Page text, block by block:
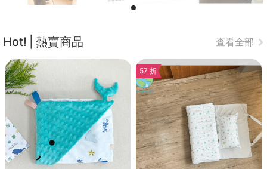
Hot! 熱賣商品 查看全部
57 折